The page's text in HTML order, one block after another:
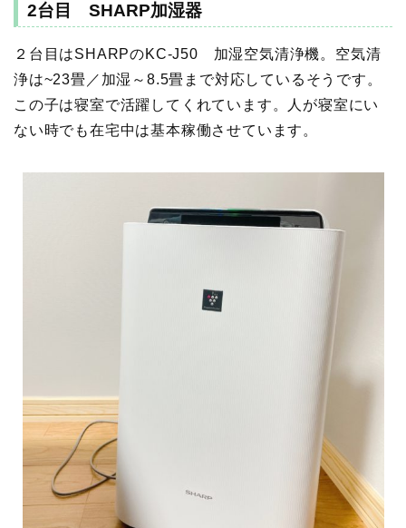
2台目 SHARP加湿器
２台目はSHARPのKC-J50 加湿空気清浄機。空気清
浄は~23畳／加湿～8.5畳まで対応しているそうです。
この子は寝室で活躍してくれています。人が寝室にい
ない時でも在宅中は基本稼働させています。